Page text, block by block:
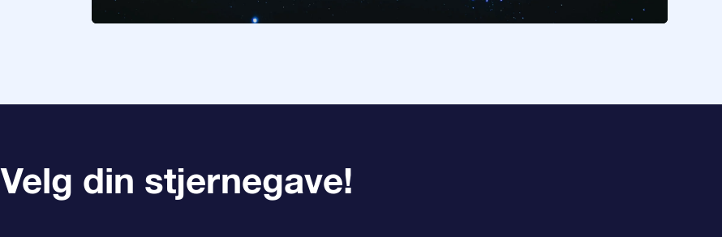
Velg din stjernegave!